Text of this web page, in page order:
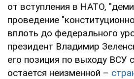
от вступления в НАТО,
проведение
вплоть до федерального
президент Владимир
его позиция по выходу ВСУ
остается неизменной –